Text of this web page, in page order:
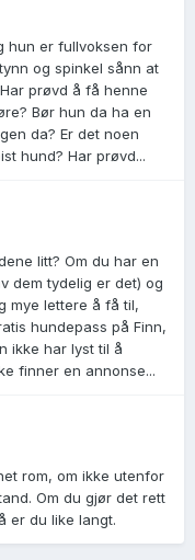
hun er fullvoksen for
og spinkel sånn at
prøvd å få henne
Bør hun da ha en
da? Er det noen
hund? Har prøvd...
litt? Om du har en
dem tydelig er det) og
mye lettere å få til,
hundepass på Finn,
ikke har lyst til å
finner en annonse...
rom, om ikke utenfor
Om du gjør det rett
er du like langt.